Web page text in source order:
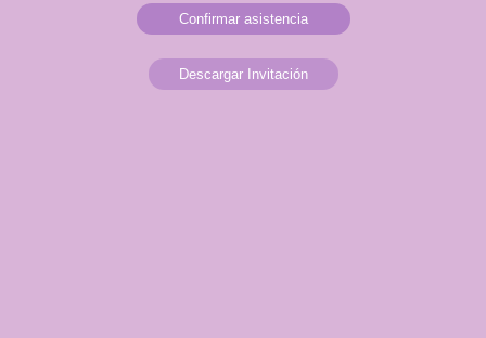
Confirmar asistencia
Descargar Invitación